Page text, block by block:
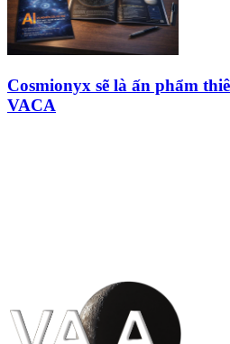
Cosmionyx sẽ là ấn phẩm
VACA